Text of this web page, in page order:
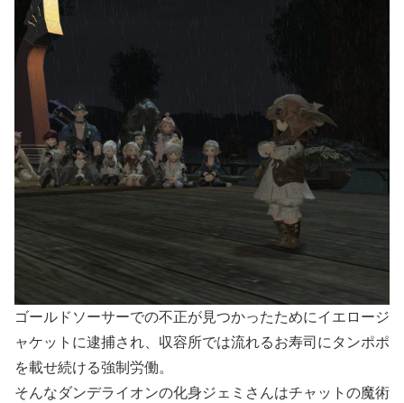
ゴールドソーサーでの不正が見つかったためにイエロージ
ャケットに逮捕され、収容所では流れるお寿司にタンポポ
を載せ続ける強制労働。
そんなダンデライオンの化身ジェミさんはチャットの魔術